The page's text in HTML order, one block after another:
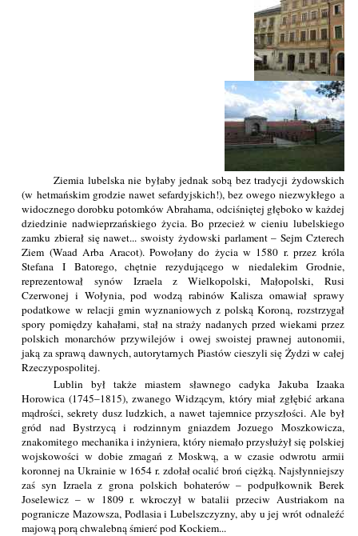
Ziemia lubelska nie byłaby jednak sobą bez tradycji żydowskich
(w hetmańskim grodzie nawet sefardyjskich!), bez owego niezwykłego a
widocznego dorobku potomków Abrahama, odciśniętej głęboko w każdej
dziedzinie nadwieprzańskiego życia. Bo przecież w cieniu lubelskiego
zamku zbierał się nawet... swoisty żydowski parlament – Sejm Czterech
Ziem (Waad Arba Aracot). Powołany do życia w 1580 r. przez króla
Stefana I Batorego, chętnie rezydującego w niedalekim Grodnie,
reprezentował synów Izraela z Wielkopolski, Małopolski, Rusi
Czerwonej i Wołynia, pod wodzą rabinów Kalisza omawiał sprawy
podatkowe w relacji gmin wyznaniowych z polską Koroną, rozstrzygał
spory pomiędzy kahałami, stał na straży nadanych przed wiekami przez
polskich monarchów przywilejów i owej swoistej prawnej autonomii,
jaką za sprawą dawnych, autorytarnych Piastów cieszyli się Żydzi w całej
Rzeczypospolitej.
Lublin był także miastem sławnego cadyka Jakuba Izaaka
Horowica (1745–1815), zwanego Widzącym, który miał zgłębić arkana
mądrości, sekrety dusz ludzkich, a nawet tajemnice przyszłości. Ale był
gród nad Bystrzycą i rodzinnym gniazdem Jozuego Moszkowicza,
znakomitego mechanika i inżyniera, który niemało przysłużył się polskiej
wojskowości w dobie zmagań z Moskwą, a w czasie odwrotu armii
koronnej na Ukrainie w 1654 r. zdołał ocalić broń ciężką. Najsłynniejszy
zaś syn Izraela z grona polskich bohaterów – podpułkownik Berek
Joselewicz – w 1809 r. wkroczył w batalii przeciw Austriakom na
pogranicze Mazowsza, Podlasia i Lubelszczyzny, aby u jej wrót odnaleźć
majową porą chwalebną śmierć pod Kockiem...